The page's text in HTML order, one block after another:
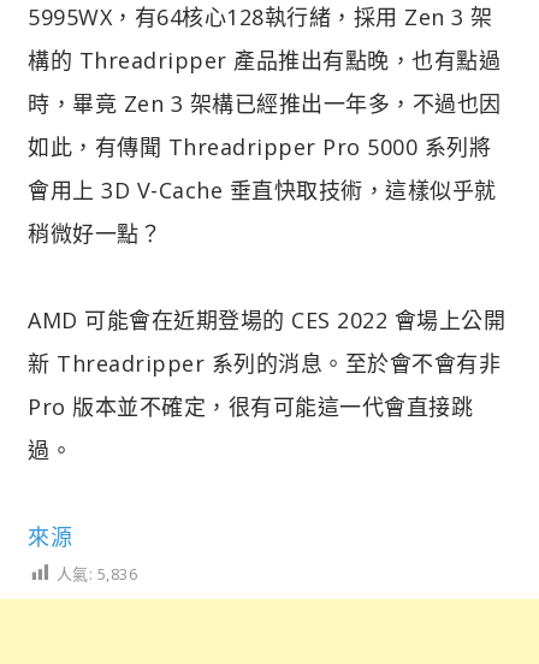
5995WX，有64核心128執行緒，採用 Zen 3 架
構的 Threadripper 產品推出有點晚，也有點過
時，畢竟 Zen 3 架構已經推出一年多，不過也因
如此，有傳聞 Threadripper Pro 5000 系列將
會用上 3D V-Cache 垂直快取技術，這樣似乎就
稍微好一點？
AMD 可能會在近期登場的 CES 2022 會場上公開
新 Threadripper 系列的消息。至於會不會有非
Pro 版本並不確定，很有可能這一代會直接跳
過。
來源
人氣: 5,836